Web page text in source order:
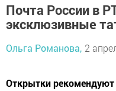
Почта России в
эксклюзивные
Ольга Романова, 2
Открытки рекомендуют